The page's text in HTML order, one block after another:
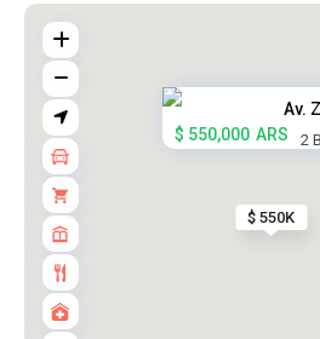
$ 550K
Av.
$ 550,000 ARS 2